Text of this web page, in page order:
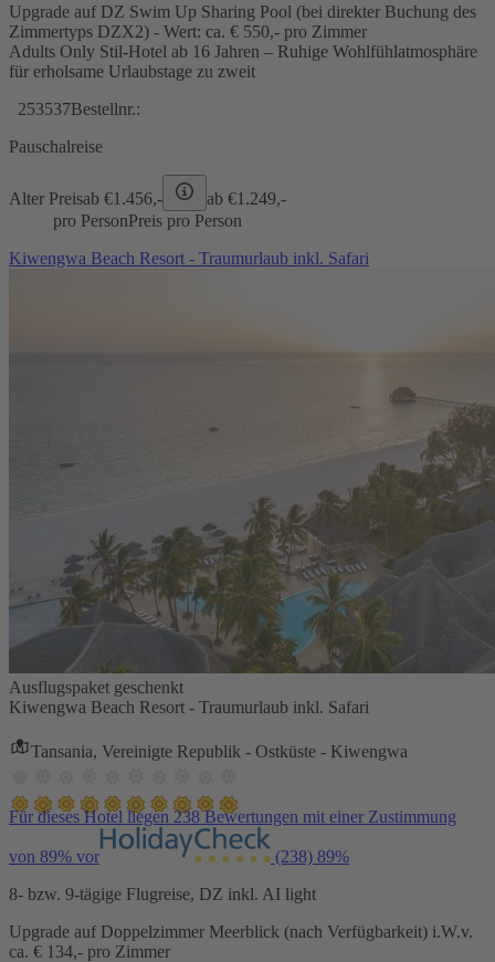
Upgrade auf DZ Swim Up Sharing Pool (bei direkter Buchung des
Zimmertyps DZX2) - Wert: ca. € 550,- pro Zimmer
Adults Only Stil-Hotel ab 16 Jahren – Ruhige Wohlfühlatmosphäre
für erholsame Urlaubstage zu zweit
253537Bestellnr.:
Pauschalreise
Alter Preisab €1.456,- ab €1.249,-
pro PersonPreis pro Person
Kiwengwa Beach Resort - Traumurlaub inkl. Safari
Ausflugspaket geschenkt
Kiwengwa Beach Resort - Traumurlaub inkl. Safari
Tansania, Vereinigte Republik - Ostküste - Kiwengwa
Für dieses Hotel liegen 238 Bewertungen mit einer Zustimmung
von 89% vor (238) 89%
8- bzw. 9-tägige Flugreise, DZ inkl. AI light
Upgrade auf Doppelzimmer Meerblick (nach Verfügbarkeit) i.W.v.
ca. € 134,- pro Zimmer